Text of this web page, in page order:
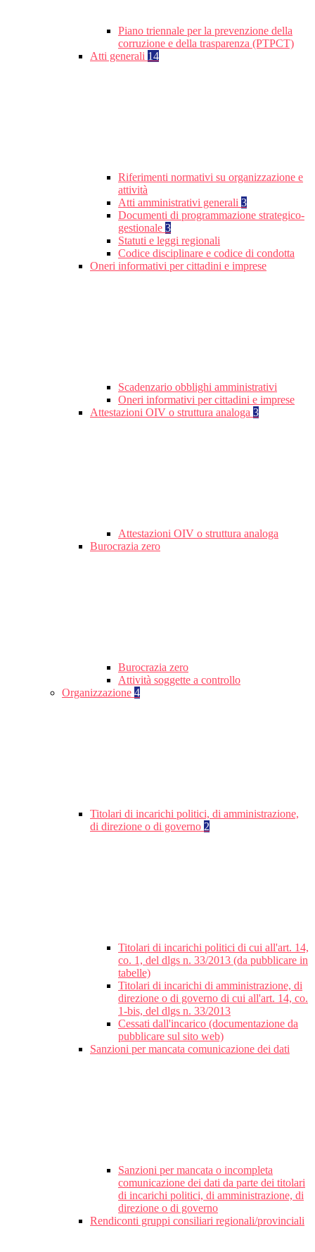
Piano triennale per la prevenzione della
corruzione e della trasparenza (PTPCT)
Atti generali 14
Riferimenti normativi su organizzazione e
attività
Atti amministrativi generali 3
Documenti di programmazione strategico-
gestionale 3
Statuti e leggi regionali
Codice disciplinare e codice di condotta
Oneri informativi per cittadini e imprese
Scadenzario obblighi amministrativi
Oneri informativi per cittadini e imprese
Attestazioni OIV o struttura analoga 3
Attestazioni OIV o struttura analoga
Burocrazia zero
Burocrazia zero
Attività soggette a controllo
Organizzazione 4
Titolari di incarichi politici, di amministrazione,
di direzione o di governo 2
Titolari di incarichi politici di cui all'art. 14,
co. 1, del dlgs n. 33/2013 (da pubblicare in
tabelle)
Titolari di incarichi di amministrazione, di
direzione o di governo di cui all'art. 14, co.
1-bis, del dlgs n. 33/2013
Cessati dall'incarico (documentazione da
pubblicare sul sito web)
Sanzioni per mancata comunicazione dei dati
Sanzioni per mancata o incompleta
comunicazione dei dati da parte dei titolari
di incarichi politici, di amministrazione, di
direzione o di governo
Rendiconti gruppi consiliari regionali/provinciali